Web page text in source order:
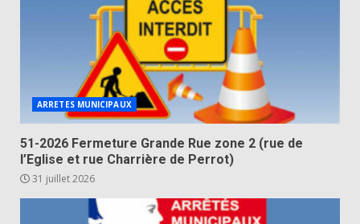
ARRETES MUNICIPAUX
51-2026 Fermeture Grande Rue zone 2 (rue de
l’Eglise et rue Charrière de Perrot)
31 juillet 2026